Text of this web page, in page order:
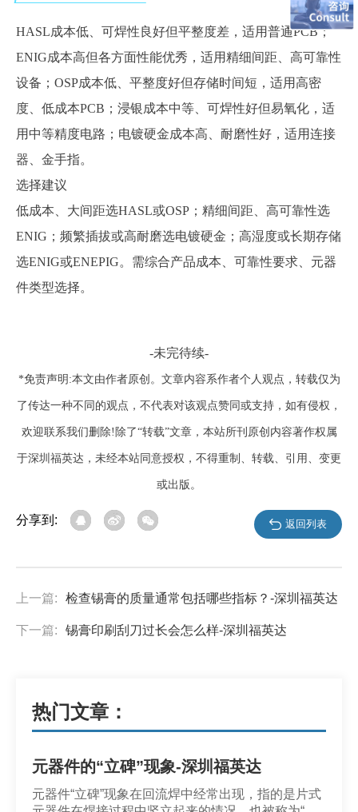
HASL成本低、可焊性良好但平整度差，适用普通PCB；
ENIG成本高但各方面性能优秀，适用精细间距、高可靠性
设备；OSP成本低、平整度好但存储时间短，适用高密
度、低成本PCB； 浸银成本中等、可焊性好但易氧化，适
用中等精度电路；电镀硬金成本高、耐磨性好，适用连接
器、金手指。
选择建议
低成本、大间距选HASL或OSP；精细间距、高可靠性选
ENIG；频繁插拔或高耐磨选电镀硬金；高湿度或长期存储
选ENIG或ENEPIG。需综合产品成本、可靠性要求、元器
件类型选择。
-未完待续-
*免责声明:本文由作者原创。文章内容系作者个人观点，转载仅为
了传达一种不同的观点，不代表对该观点赞同或支持，如有侵权，
欢迎联系我们删除!除了“转载”文章，本站所刊原创内容著作权属
于深圳福英达，未经本站同意授权，不得重制、转载、引用、变更
或出版。
分享到: 返回列表
上一篇: 检查锡膏的质量通常包括哪些指标？-深圳福英达
下一篇: 锡膏印刷刮刀过长会怎么样-深圳福英达
热门文章：
元器件的“立碑”现象-深圳福英达
元器件“立碑”现象在回流焊中经常出现，指的是片式